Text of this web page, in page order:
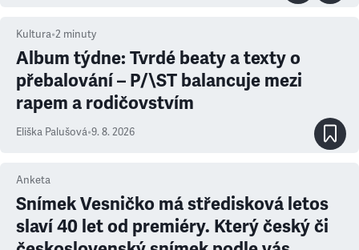
Kultura•2 minuty
Album týdne: Tvrdé beaty a texty o
přebalování – P/\ST balancuje mezi
rapem a rodičovstvím
Eliška Palušová•9. 8. 2026
Anketa
Snímek Vesničko má středisková letos
slaví 40 let od premiéry. Který český či